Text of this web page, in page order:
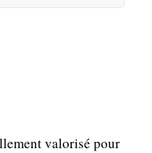
valorisé pour